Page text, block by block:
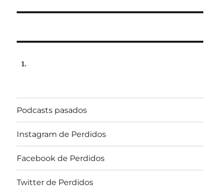
Podcasts pasados
Instagram de Perdidos
Facebook de Perdidos
Twitter de Perdidos